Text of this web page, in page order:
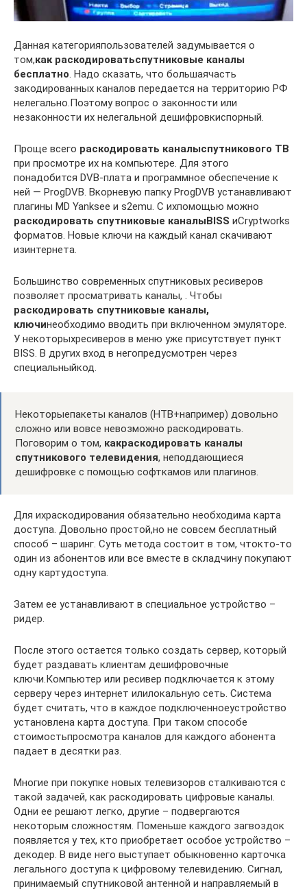
Данная категорияпользователей задумывается о
том,как раскодироватьспутниковые каналы
бесплатно. Надо сказать, что большаячасть
закодированных каналов передается на территорию РФ
нелегально.Поэтому вопрос о законности или
незаконности их нелегальной дешифровкиспорный.
Проще всего раскодировать каналыспутникового ТВ
при просмотре их на компьютере. Для этого
понадобится DVB-плата и программное обеспечение к
ней — ProgDVB. Вкорневую папку ProgDVB устанавливают
плагины MD Yanksee и s2emu. С ихпомощью можно
раскодировать спутниковые каналы BISS иCryptworks
форматов. Новые ключи на каждый канал скачивают
изинтернета.
Большинство современных спутниковых ресиверов
позволяет просматривать каналы, . Чтобы
раскодировать спутниковые каналы,
ключинеобходимо вводить при включенном эмуляторе.
У некоторыхресиверов в меню уже присутствует пункт
BISS. В других вход в негопредусмотрен через
специальныйкод.
Некоторыепакеты каналов (НТВ+например) довольно
сложно или вовсе невозможно раскодировать.
Поговорим о том, какраскодировать каналы
спутникового телевидения, неподдающиеся
дешифровке с помощью софткамов или плагинов.
Для ихраскодирования обязательно необходима карта
доступа. Довольно простой,но не совсем бесплатный
способ – шаринг. Суть метода состоит в том, чтокто-то
один из абонентов или все вместе в складчину покупают
одну картудоступа.
Затем ее устанавливают в специальное устройство –
ридер.
После этого остается только создать сервер, который
будет раздавать клиентам дешифровочные
ключи.Компьютер или ресивер подключается к этому
серверу через интернет илилокальную сеть. Система
будет считать, что в каждое подключенноеустройство
установлена карта доступа. При таком способе
стоимостьпросмотра каналов для каждого абонента
падает в десятки раз.
Многие при покупке новых телевизоров сталкиваются с
такой задачей, как раскодировать цифровые каналы.
Одни ее решают легко, другие – подвергаются
некоторым сложностям. Поменьше каждого загвоздок
появляется у тех, кто приобретает особое устройство –
декодер. В виде него выступает обыкновенно карточка
легального доступа к цифровому телевидению. Сигнал,
принимаемый спутниковой антенной и направляемый в